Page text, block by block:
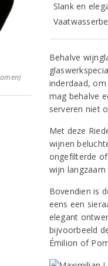
Slank en
Behalve
inderdaad,
mag behalve
serveren niet
Met deze
wijnen
ongefilterde
wijn
Bovendien is
eens een
elegant
bijvoorbeeld
Émilion of